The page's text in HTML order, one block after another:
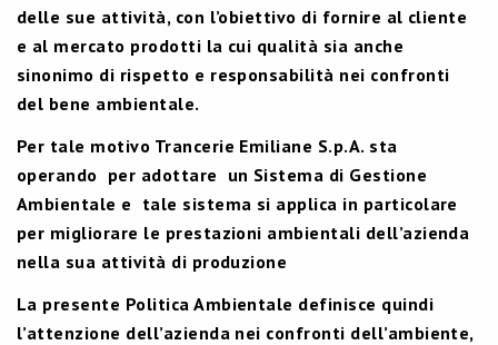
delle sue attività, con l’obiettivo di fornire al cliente
e al mercato prodotti la cui qualità sia anche
sinonimo di rispetto e responsabilità nei confronti
del bene ambientale.
Per tale motivo Trancerie Emiliane S.p.A. sta
operando per adottare un Sistema di Gestione
Ambientale e tale sistema si applica in particolare
per migliorare le prestazioni ambientali dell’azienda
nella sua attività di produzione
La presente Politica Ambientale definisce quindi
l’attenzione dell’azienda nei confronti dell’ambiente,